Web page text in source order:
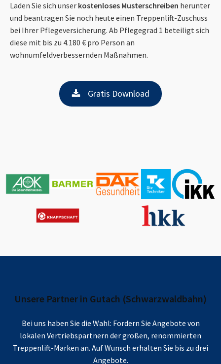
Laden Sie sich unser kostenloses Musterschreiben herunter
und beantragen Sie noch heute einen Treppenlift-Zuschuss
bei Ihrer Pflegeversicherung. Ab Pflegegrad 1 beteiligt sich
diese mit bis zu 4.180 € pro Person an
wohnumfeldverbessernden Maßnahmen.
Gratis Download
Unsere Partner in Gutach (Schwarzwaldbahn)
Bei uns haben Sie die Wahl: Fordern Sie Angebote von
lokalen Vertriebspartnern der großen, renommierten
Treppenlift-Marken an. Auf Wunsch erhalten Sie bis zu drei
Angebote.